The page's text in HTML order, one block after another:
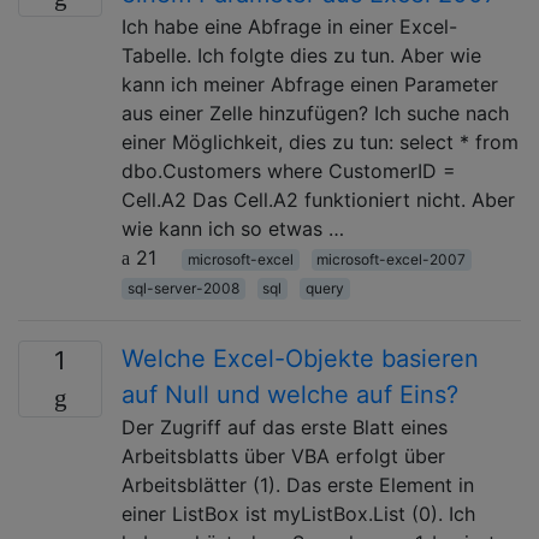
Ich habe eine Abfrage in einer Excel-
Tabelle. Ich folgte dies zu tun. Aber wie
kann ich meiner Abfrage einen Parameter
aus einer Zelle hinzufügen? Ich suche nach
einer Möglichkeit, dies zu tun: select * from
dbo.Customers where CustomerID =
Cell.A2 Das Cell.A2 funktioniert nicht. Aber
wie kann ich so etwas …
21
microsoft-excel
microsoft-excel-2007
sql-server-2008
sql query
1
Welche Excel-Objekte basieren
auf Null und welche auf Eins?
Der Zugriff auf das erste Blatt eines
Arbeitsblatts über VBA erfolgt über
Arbeitsblätter (1). Das erste Element in
einer ListBox ist myListBox.List (0). Ich